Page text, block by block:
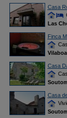
Casa
Las
Finca
Vilaboa
Casa
Casa